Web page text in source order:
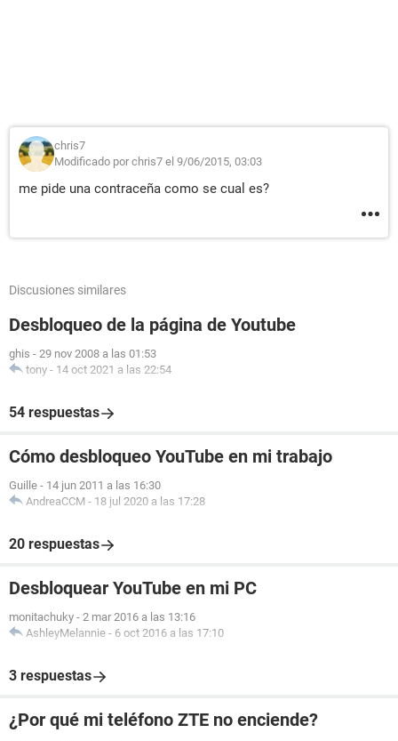
chris7
Modificado por chris7 el 9/06/2015, 03:03
me pide una contraceña como se cual es?
Discusiones similares
Desbloqueo de la página de Youtube
ghis - 29 nov 2008 a las 01:53
tony - 14 oct 2021 a las 22:54
54 respuestas
Cómo desbloqueo YouTube en mi trabajo
Guille - 14 jun 2011 a las 16:30
AndreaCCM - 18 jul 2020 a las 17:28
20 respuestas
Desbloquear YouTube en mi PC
monitachuky - 2 mar 2016 a las 13:16
AshleyMelannie - 6 oct 2016 a las 17:10
3 respuestas
¿Por qué mi teléfono ZTE no enciende?